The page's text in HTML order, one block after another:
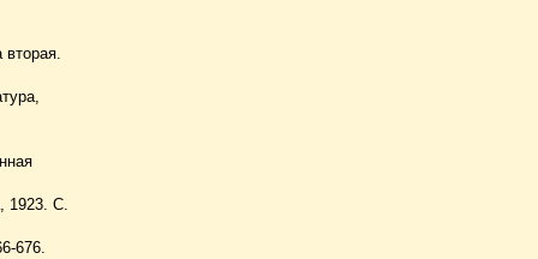
1923. С.
676.